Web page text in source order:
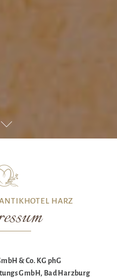
HARZ
& Co. KG phG
GmbH, Bad Harzburg